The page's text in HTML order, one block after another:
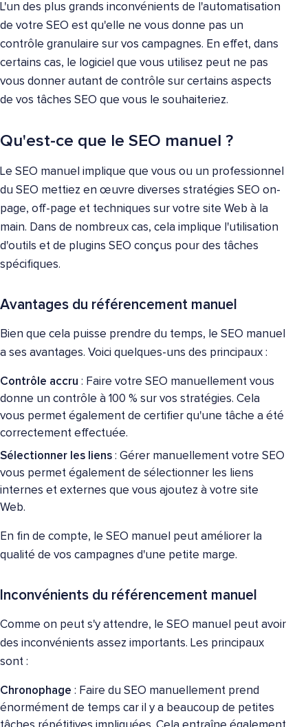
L'un des plus grands inconvénients de l'automatisation
de votre SEO est qu'elle ne vous donne pas un
contrôle granulaire sur vos campagnes. En effet, dans
certains cas, le logiciel que vous utilisez peut ne pas
vous donner autant de contrôle sur certains aspects
de vos tâches SEO que vous le souhaiteriez.
Qu'est-ce que le SEO manuel ?
Le SEO manuel implique que vous ou un professionnel
du SEO mettiez en œuvre diverses stratégies SEO on-
page, off-page et techniques sur votre site Web à la
main. Dans de nombreux cas, cela implique l'utilisation
d'outils et de plugins SEO conçus pour des tâches
spécifiques.
Avantages du référencement manuel
Bien que cela puisse prendre du temps, le SEO manuel
a ses avantages. Voici quelques-uns des principaux :
Contrôle accru : Faire votre SEO manuellement vous
donne un contrôle à 100 % sur vos stratégies. Cela
vous permet également de certifier qu'une tâche a été
correctement effectuée.
Sélectionner les liens : Gérer manuellement votre SEO
vous permet également de sélectionner les liens
internes et externes que vous ajoutez à votre site
Web.
En fin de compte, le SEO manuel peut améliorer la
qualité de vos campagnes d'une petite marge.
Inconvénients du référencement manuel
Comme on peut s'y attendre, le SEO manuel peut avoir
des inconvénients assez importants. Les principaux
sont :
Chronophage : Faire du SEO manuellement prend
énormément de temps car il y a beaucoup de petites